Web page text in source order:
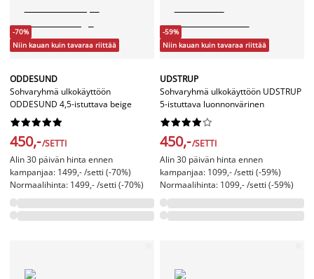
-70%
Niin kauan kuin tavaraa riittää
ODDESUND
Sohvaryhmä ulkokäyttöön
ODDESUND 4,5-istuttava beige






450,-/SETTI
Alin 30 päivän hinta ennen
kampanjaa: 1499,- /setti (-70%)
Normaalihinta: 1499,- /setti (-70%)
-59%
Niin kauan kuin tavaraa riittää
UDSTRUP
Sohvaryhmä ulkokäyttöön UDSTRUP
5-istuttava luonnonvärinen






450,-/SETTI
Alin 30 päivän hinta ennen
kampanjaa: 1099,- /setti (-59%)
Normaalihinta: 1099,- /setti (-59%)